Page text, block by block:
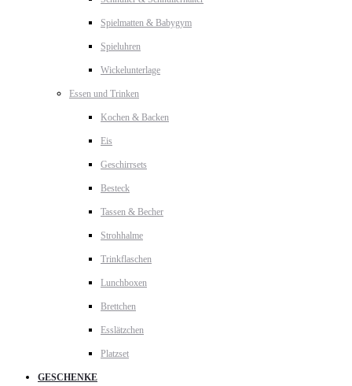
Spielmatten & Babygym
Spieluhren
Wickelunterlage
Essen und Trinken
Kochen & Backen
Eis
Geschirrsets
Besteck
Tassen & Becher
Strohhalme
Trinkflaschen
Lunchboxen
Brettchen
Esslätzchen
Platzset
GESCHENKE